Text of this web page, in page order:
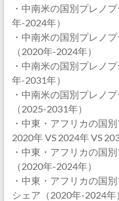
・中南米の国別プレノ
年-2024年）
・中南米の国別プレノ
（2020年-2024年）
・中南米の国別プレノ
年-2031年）
・中南米の国別プレノ
（2025-2031年）
・中東・アフリカの国
2020年 VS 2024年 VS
・中東・アフリカの国
（2020年-2024年）
・中東・アフリカの国
シェア（2020年-2024年